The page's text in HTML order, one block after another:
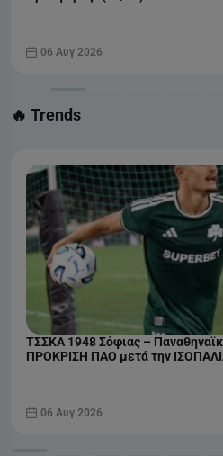
06 Αυγ 2026
🔥 Trends
ΤΣΣΚΑ 1948 Σόφιας –
ΠΡΟΚΡΙΣΗ ΠΑΟ μετά την
06 Αυγ 2026